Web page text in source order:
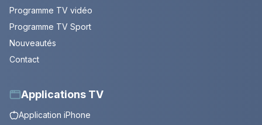
Programme TV vidéo
Programme TV Sport
Nouveautés
Contact
Applications TV
Application iPhone